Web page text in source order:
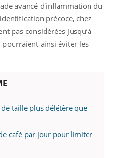
avancé d’inflammation du
précoce, chez
pas considérées jusqu’à
ainsi éviter les
taille plus délétère que
café par jour pour limiter